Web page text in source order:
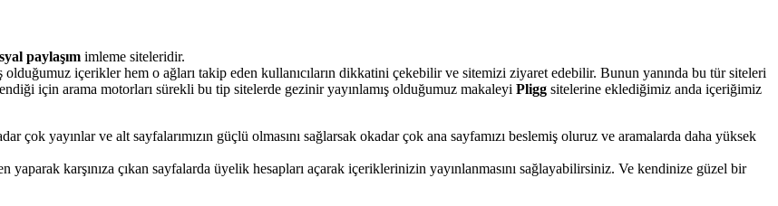
paylaşım imleme siteleridir.
olduğumuz içerikler hem o ağları takip eden kullanıcıların dikkatini çekebilir ve sitemizi ziyaret edebilir. Bunun yanında bu tür siteleri
için arama motorları sürekli bu tip sitelerde gezinir yayınlamış olduğumuz makaleyi Pligg sitelerine eklediğimiz anda içeriğimiz
çok yayınlar ve alt sayfalarımızın güçlü olmasını sağlarsak okadar çok ana sayfamızı beslemiş oluruz ve aramalarda daha yüksek
karşınıza çıkan sayfalarda üyelik hesapları açarak içeriklerinizin yayınlanmasını sağlayabilirsiniz. Ve kendinize güzel bir